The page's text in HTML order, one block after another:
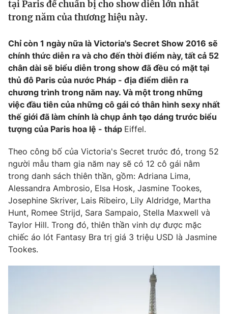
Tin tức
Thế giới đó đây
Câu chuyện quốc tế
Kinh tế
Thị trường
Góc doanh nghiệp
Dữ liệu và đời sống
Truyền hình
Phim VTV
Hậu trường
Nhân vật
Khán giả
Giải sao mai
Giải trí
Điện ảnh
Sao
Đời sống
Du lịch
Làm đẹp
Chất lượng cuộc sống
Giáo dục
Tuyển sinh
Học trực tuyến
Công nghệ
Hitech Công nghệ tương lai
Sản phẩm
Thị trường
Giao lưu trực tuyến
Lịch phát sóng
tại Paris để chuẩn bị cho show diễn lớn nhất
trong năm của thương hiệu này.
Chỉ còn 1 ngày nữa là Victoria's Secret Show 2016 sẽ
chính thức diễn ra và cho đến thời điểm này, tất cả 52
chân dài sẽ biểu diễn trong show đã đều có mặt tại
thủ đô Paris của nước Pháp - địa điểm diễn ra
chương trình trong năm nay. Và một trong những
việc đầu tiên của những cô gái có thân hình sexy nhất
thế giới đã làm chính là chụp ảnh tạo dáng trước biểu
tượng của Paris hoa lệ - tháp Eiffel.
Theo công bố của Victoria's Secret trước đó, trong 52
người mẫu tham gia năm nay sẽ có 12 cô gái nằm
trong danh sách thiên thần, gồm: Adriana Lima,
Alessandra Ambrosio, Elsa Hosk, Jasmine Tookes,
Josephine Skriver, Lais Ribeiro, Lily Aldridge, Martha
Hunt, Romee Strijd, Sara Sampaio, Stella Maxwell và
Taylor Hill. Trong đó, thiên thần vinh dự được mặc
chiếc áo lót Fantasy Bra trị giá 3 triệu USD là Jasmine
Tookes.